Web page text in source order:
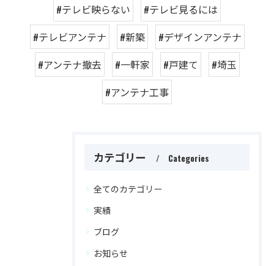
#テレビ映らない
#テレビ見るには
#テレビアンテナ
#新築
#デザインアンテナ
#アンテナ撤去
#一軒家 #戸建て
#埼玉
#アンテナ工事
カテゴリー Categories
全てのカテゴリー
実績
ブログ
お知らせ